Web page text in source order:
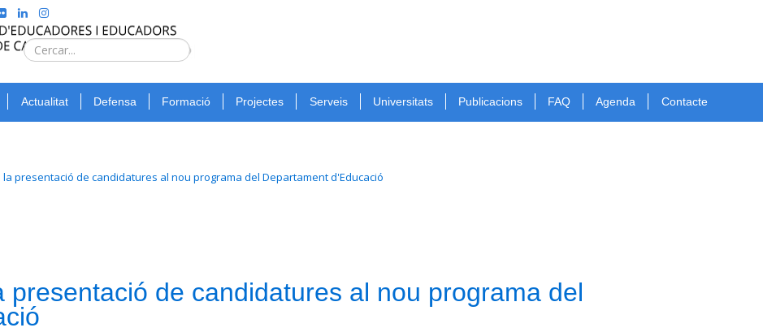
Type 2 or
for
results.
Cerca
Actualitat Defensa Formació Projectes Serveis Universitats Publicacions FAQ Agenda Contacte
presentació de candidatures al nou programa del Departament d'Educació
presentació de candidatures al nou programa del